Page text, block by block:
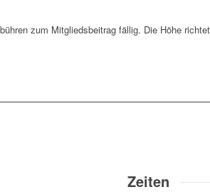
zum Mitgliedsbeitrag fällig. Die Höhe
Zeiten